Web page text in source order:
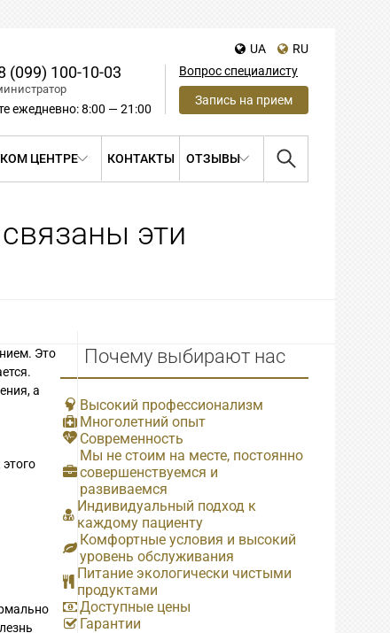
UA
RU
(099) 100-10-03
ежедневно: 8:00 — 21:00
Вопрос специалисту
Запись на прием
ЦЕНТРЕ КОНТАКТЫ ОТЗЫВЫ
эти
Это
а
Почему выбирают нас
Высокий профессионализм
Многолетний опыт
Современность
Мы не стоим на месте, постоянно
совершенствуемся и
развиваемся
Индивидуальный подход к
каждому пациенту
Комфортные условия и высокий
уровень обслуживания
Питание экологически чистыми
продуктами
Доступные цены
Гарантии